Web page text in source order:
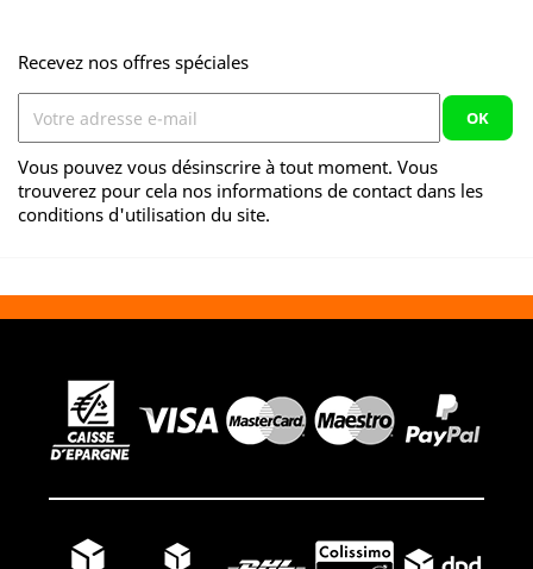
Recevez nos offres spéciales
Vous pouvez vous désinscrire à tout moment. Vous
trouverez pour cela nos informations de contact dans les
conditions d'utilisation du site.